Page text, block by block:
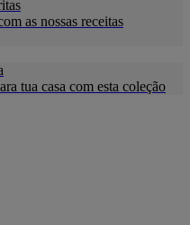
as nossas receitas
tua casa com esta coleção